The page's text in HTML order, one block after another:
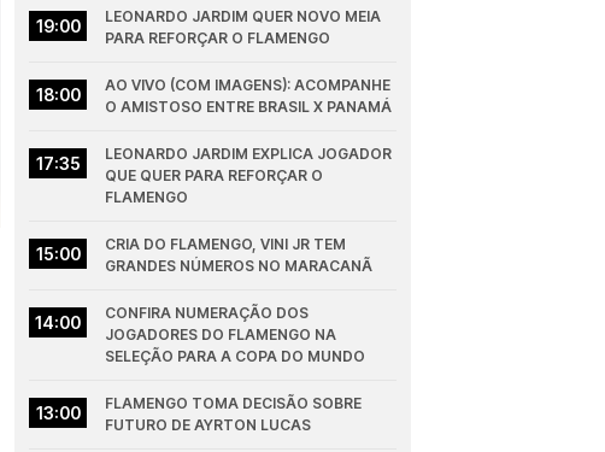
19:00
LEONARDO JARDIM QUER NOVO MEIA
PARA REFORÇAR O FLAMENGO
18:00
AO VIVO (COM IMAGENS): ACOMPANHE
O AMISTOSO ENTRE BRASIL X PANAMÁ
17:35
LEONARDO JARDIM EXPLICA JOGADOR
QUE QUER PARA REFORÇAR O
FLAMENGO
15:00
CRIA DO FLAMENGO, VINI JR TEM
GRANDES NÚMEROS NO MARACANÃ
14:00
CONFIRA NUMERAÇÃO DOS
JOGADORES DO FLAMENGO NA
SELEÇÃO PARA A COPA DO MUNDO
13:00
FLAMENGO TOMA DECISÃO SOBRE
FUTURO DE AYRTON LUCAS